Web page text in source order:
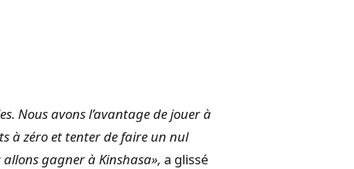
Nous avons l’avantage de jouer à
à zéro et tenter de faire un nul
allons gagner à Kinshasa», a glissé